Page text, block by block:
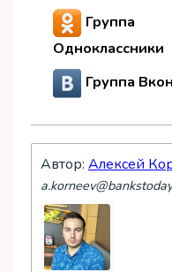
Группа
Одноклассники
Группа
Автор: Алексей